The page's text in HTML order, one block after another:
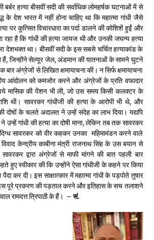
3 years ago
बदलने के प्रयास का विरोध करना होगा
3 years ago
मस्ट गो
3 years ago
का समाधान सम्भव
राजगोपाल को जापान का निवानो शांति पुरस्कार
3 years ago
की बर्बर हत्या बीसवीं सदी की सर्वाधिक लोमहर्षक घटनाओं में से
देश भारत में नहीं होना चाहिए था कि महात्मा गांधी जैसे
कुत्सित विचारधारा का पर्दा डालने की कोशिशें हुईं और
है कि गांधी की हत्या जायज थी और उनकी जघन्य हत्या
देशभक्त था। बीसवीं सदी के इस सबसे चर्चित हत्याकांड के
हैं, जिन्होंने सेल्यूर जेल, अंडमान की यातनाओं के सामने घुटने
अंग्रेजों से लिखित क्षमायाचना की। न सिर्फ क्षमायाचना
आंदोलन को कमजोर करने और अंग्रेजों के प्रति वफादार
मासिक की पेंशन भी ली, जो उस समय किसी कलक्टर के
थी। सावरकर गांधीजी की हत्या के आरोपी भी थे, और
दोषों के चलते अदालत ने उन्हें संदेह का लाभ दिया। यद्यपि
उन्हें गांधी की हत्या का दोषी माना, लेकिन तब तक सावरकर
सावरकर काे वीर कहकर उनका महिमामंडन करने वाले
केन्द्रीय काबीना मंत्री राजनाथ सिंह के उस बयान से
द्वारा अंग्रेजों से माफी मांगने की बात पहली बार
हुए स्वीकार की कि उन्होंने ऐसा गांधीजी के कहने पर किया
कर दी। इस साक्षात्कार में महात्मा गांधी के पड़पोते तुषार
पूरे प्रकरण की पड़ताल करने और इतिहास के सच तलाशने
रामदत्त त्रिपाठी के हैं। – सं.